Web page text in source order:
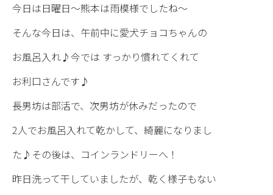
今日は日曜日〜熊本は雨模様でしたね〜
そんな今日は、午前中に愛犬チョコちゃんの
お風呂入れ♪今では すっかり慣れてくれて
お利口さんです♪
長男坊は部活で、次男坊が休みだったので
2人でお風呂入れて乾かして、綺麗になりまし
た♪その後は、コインランドリーへ！
昨日洗って干していましたが、乾く様子もない